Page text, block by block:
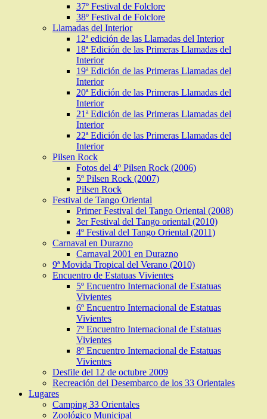
37º Festival de Folclore
38º Festival de Folclore
Llamadas del Interior
12ª edición de las Llamadas del Interior
18ª Edición de las Primeras Llamadas del
Interior
19ª Edición de las Primeras Llamadas del
Interior
20ª Edición de las Primeras Llamadas del
Interior
21ª Edición de las Primeras Llamadas del
Interior
22ª Edición de las Primeras Llamadas del
Interior
Pilsen Rock
Fotos del 4º Pilsen Rock (2006)
5º Pilsen Rock (2007)
Pilsen Rock
Festival de Tango Oriental
Primer Festival del Tango Oriental (2008)
3er Festival del Tango oriental (2010)
4º Festival del Tango Oriental (2011)
Carnaval en Durazno
Carnaval 2001 en Durazno
9ª Movida Tropical del Verano (2010)
Encuentro de Estatuas Vivientes
5º Encuentro Internacional de Estatuas
Vivientes
6º Encuentro Internacional de Estatuas
Vivientes
7º Encuentro Internacional de Estatuas
Vivientes
8º Encuentro Internacional de Estatuas
Vivientes
Desfile del 12 de octubre 2009
Recreación del Desembarco de los 33 Orientales
Lugares
Camping 33 Orientales
Zoológico Municipal